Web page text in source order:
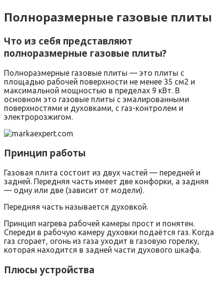
Полноразмерные газовые плиты
Что из себя представляют
полноразмерные газовые плиты?
Полноразмерные газовые плиты — это плиты с
площадью рабочей поверхности не менее 35 см2 и
максимальной мощностью в пределах 9 кВт. В
основном это газовые плиты с эмалированными
поверхностями и духовками, с газ-контролем и
электророзжигом.
Принцип работы
Газовая плита состоит из двух частей — передней и
задней. Передняя часть имеет две конфорки, а задняя
— одну или две (зависит от модели).
Передняя часть называется духовкой.
Принцип нагрева рабочей камеры прост и понятен.
Спереди в рабочую камеру духовки подаётся газ. Когда
газ сгорает, огонь из газа уходит в газовую горелку,
которая находится в задней части духового шкафа.
Плюсы устройства